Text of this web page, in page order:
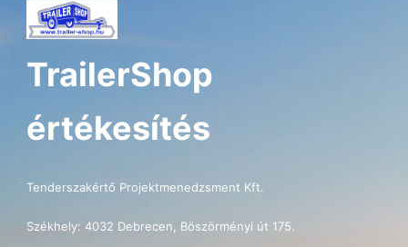
TrailerShop
értékesítés
Tenderszakértő Projektmenedzsment Kft.
Székhely: 4032 Debrecen, Böszörményi út 175.